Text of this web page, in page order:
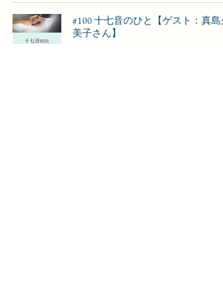
#100 十七音のひと【ゲスト：真島
美子さん】